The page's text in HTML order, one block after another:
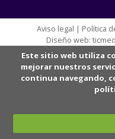
Aviso legal | Política
Diseño web:
Este sitio web utiliza
mejorar nuestros
continua navegando,